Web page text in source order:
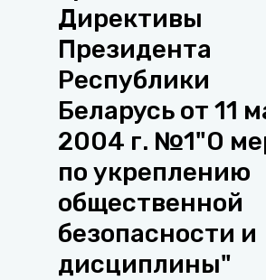
Директивы
Президента
Республики
Беларусь от 11
2004 г. №1"О
по укреплению
общественной
безопасности и
дисциплины"